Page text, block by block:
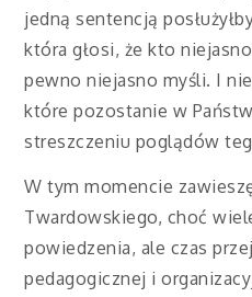
jedną sentencją
która głosi, że kto
pewno niejasno myśli. I
które pozostanie w
streszczeniu poglądów
W tym momencie
Twardowskiego, choć
powiedzenia, ale czas
pedagogicznej i